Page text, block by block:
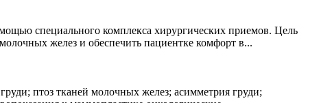
специального комплекса хирургических приемов. Цель
желез и обеспечить пациентке комфорт в...
птоз тканей молочных желез; асимметрия груди;